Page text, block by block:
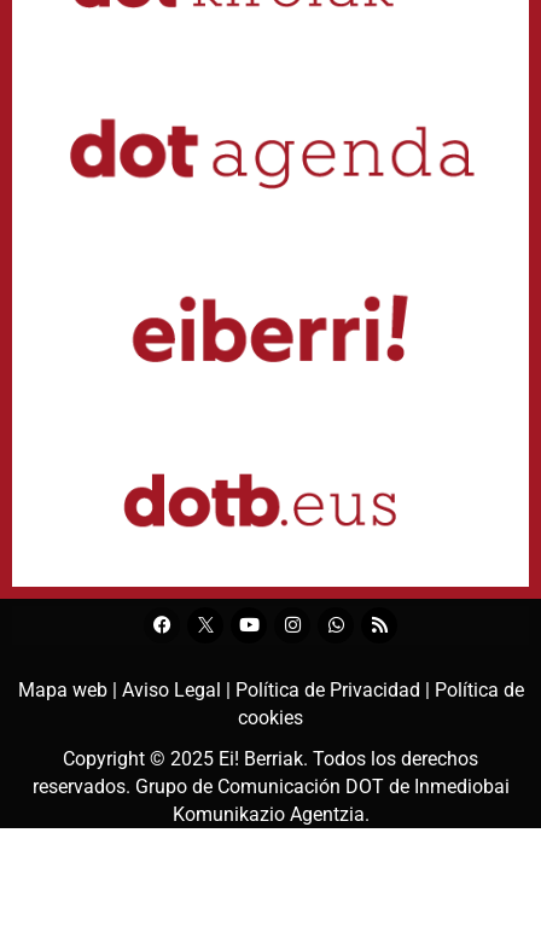
Mapa web | Aviso Legal | Política de Privacidad | Política de
cookies
Copyright © 2025 Ei! Berriak. Todos los derechos
reservados. Grupo de Comunicación DOT de Inmediobai
Komunikazio Agentzia.